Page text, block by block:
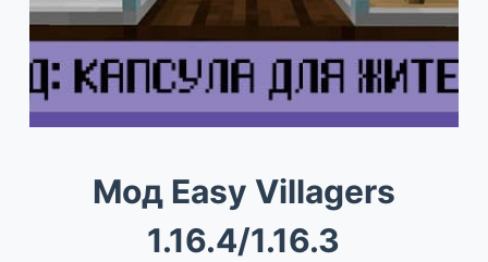
Мод Easy Villagers
1.16.4/1.16.3